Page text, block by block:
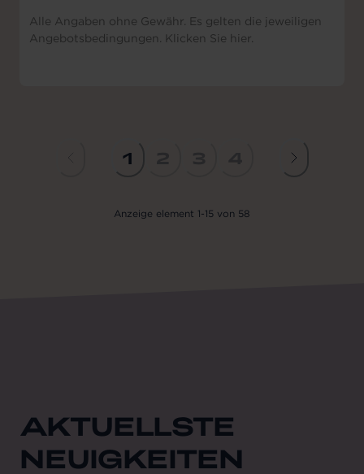
Alle Angaben ohne Gewähr. Es gelten die jeweiligen
Angebotsbedingungen. Klicken Sie hier.
1
Anzeige element 1-15 von 58
AKTUELLSTE
NEUIGKEITEN